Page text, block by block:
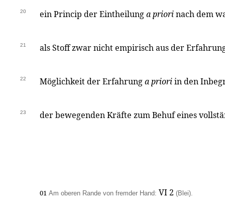
20 ein Princip der Eintheilunga priorinach dem
21 als Stoff zwar nicht empirisch aus der
22 Möglichkeit der Erfahrunga prioriin den
23 der bewegenden Kräfte zum Behuf eines
01 Am oberen Rande von fremder Hand: VI 2 (Blei).